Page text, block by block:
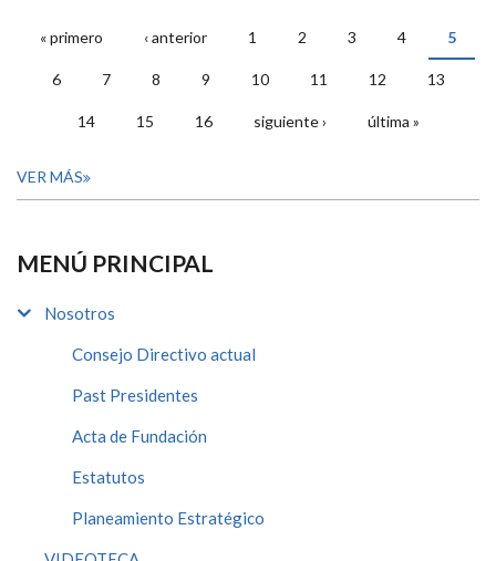
PÁGINAS
« primero ‹ anterior 1 2 3 4 5
6 7 8 9 10 11 12 13
14 15 16 siguiente › última »
VER MÁS
MENÚ PRINCIPAL
Nosotros
Consejo Directivo actual
Past Presidentes
Acta de Fundación
Estatutos
Planeamiento Estratégico